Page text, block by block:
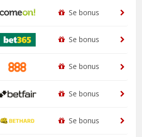
Se bonus
Se bonus
Se bonus
Se bonus
Se bonus